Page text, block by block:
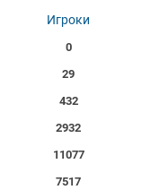
Игроки
0
29
432
2932
11077
7517